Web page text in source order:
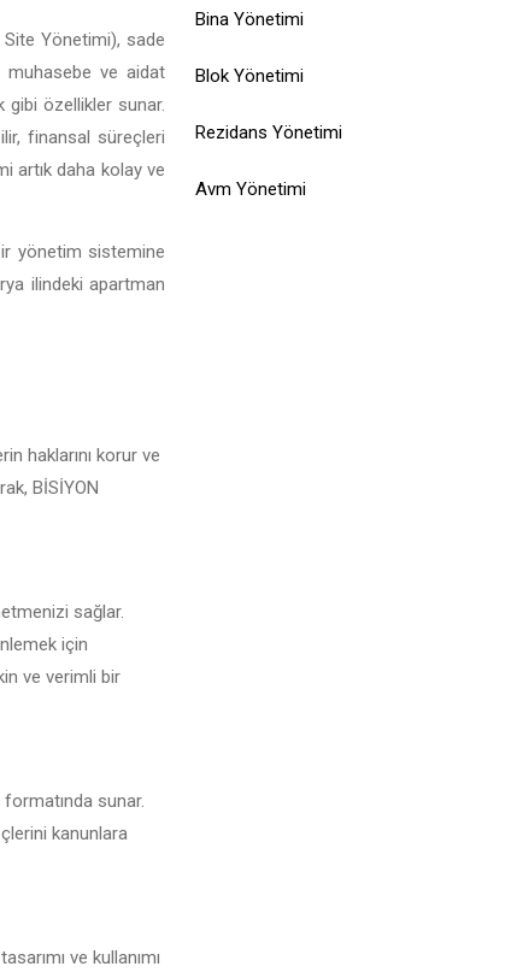
Yönetimi), sade
muhasebe ve aidat
gibi özellikler sunar.
finansal süreçleri
artık daha kolay ve
yönetim sistemine
ilindeki apartman
haklarını korur ve
BİSİYON
sağlar.
için
ve verimli bir
sunar.
kanunlara
ve kullanımı
Bina Yönetimi
Blok Yönetimi
Rezidans Yönetimi
Avm Yönetimi